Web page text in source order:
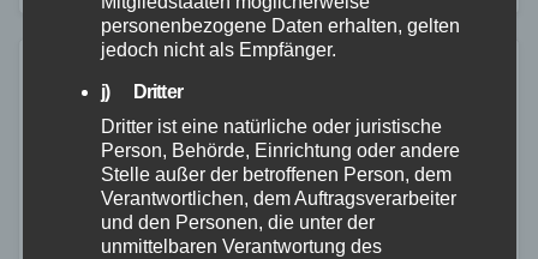
personenbezogene Daten erhalten, gelten
jedoch nicht als Empfänger.
j) Dritter
Dritter ist eine natürliche oder juristische
Person, Behörde, Einrichtung oder andere
Stelle außer der betroffenen Person, dem
Verantwortlichen, dem Auftragsverarbeiter
und den Personen, die unter der
unmittelbaren Verantwortung des